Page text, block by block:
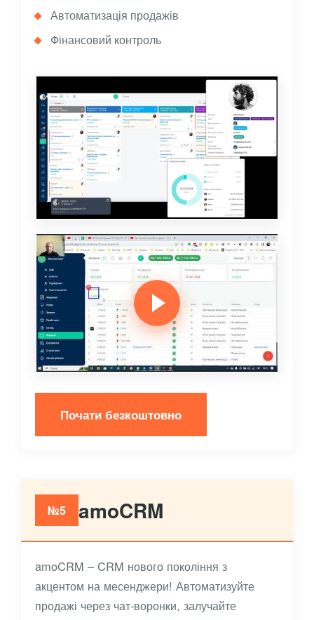
Автоматизація продажів
Фінансовий контроль
Почати безкоштовно
№5 amoCRM
amoCRM – CRM нового покоління з
акцентом на месенджери! Автоматизуйте
продажі через чат-воронки, залучайте